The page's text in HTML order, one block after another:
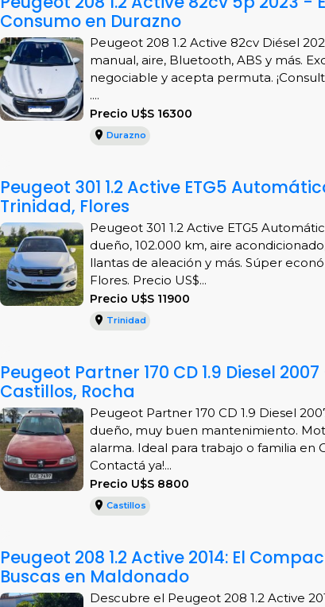
Consumo en Durazno
Peugeot 208 1.2 Active 82cv Diésel
manual, aire, Bluetooth, ABS y más.
negociable y acepta permuta.
....
Precio U$S 16300
Durazno
Peugeot 301 1.2 Active ETG5
Trinidad, Flores
Peugeot 301 1.2 Active ETG5
dueño, 102.000 km, aire
llantas de aleación y más. Súper
Flores. Precio US$...
Precio U$S 11900
Trinidad
Peugeot Partner 170 CD 1.9 Diesel
Castillos, Rocha
Peugeot Partner 170 CD 1.9 Diesel
dueño, muy buen mantenimiento.
alarma. Ideal para trabajo o familia en
Contactá ya!...
Precio U$S 8800
Castillos
Peugeot 208 1.2 Active 2014: El
Buscas en Maldonado
Descubre el Peugeot 208 1.2 Active